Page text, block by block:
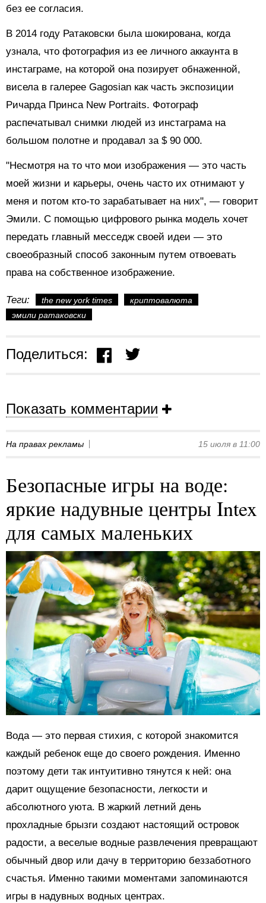
без ее согласия.
В 2014 году Ратаковски была шокирована, когда
узнала, что фотография из ее личного аккаунта в
инстаграме, на которой она позирует обнаженной,
висела в галерее Gagosian как часть экспозиции
Ричарда Принса New Portraits. Фотограф
распечатывал снимки людей из инстаграма на
большом полотне и продавал за $ 90 000.
"Несмотря на то что мои изображения — это часть
моей жизни и карьеры, очень часто их отнимают у
меня и потом кто-то зарабатывает на них", — говорит
Эмили. С помощью цифрового рынка модель хочет
передать главный месседж своей идеи — это
своеобразный способ законным путем отвоевать
права на собственное изображение.
Теги: the new york times
криптовалюта
эмили ратаковски
Поделиться:
Показать комментарии
На правах рекламы 15 июля в 11:00
Безопасные игры на воде:
яркие надувные центры Intex
для самых маленьких
Вода — это первая стихия, с которой знакомится
каждый ребенок еще до своего рождения. Именно
поэтому дети так интуитивно тянутся к ней: она
дарит ощущение безопасности, легкости и
абсолютного уюта. В жаркий летний день
прохладные брызги создают настоящий островок
радости, а веселые водные развлечения превращают
обычный двор или дачу в территорию беззаботного
счастья. Именно такими моментами запоминаются
игры в надувных водных центрах.